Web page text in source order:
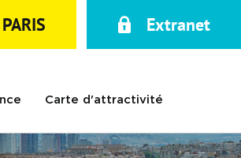
Extranet
Carte d'attractivité